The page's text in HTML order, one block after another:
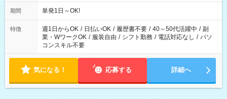
期間 単発1日～OK!
特徴 週1日からOK / 日払いOK / 履歴書不要 / 40～50代活躍中 / 副
業・WワークOK / 服装自由 / シフト勤務 / 電話対応なし / パソ
コンスキル不要
気になる！ 応募する 詳細へ